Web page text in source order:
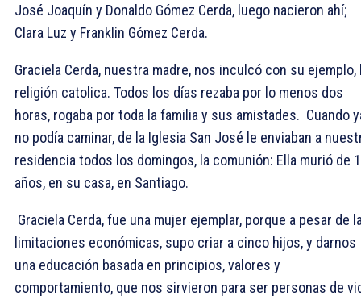
José Joaquín y Donaldo Gómez Cerda, luego nacieron ahí;
Clara Luz y Franklin Gómez Cerda.
Graciela Cerda, nuestra madre, nos inculcó con su ejemplo,
religión catolica. Todos los días rezaba por lo menos dos
horas, rogaba por toda la familia y sus amistades. Cuando
no podía caminar, de la Iglesia San José le enviaban a
residencia todos los domingos, la comunión: Ella murió de
años, en su casa, en Santiago.
Graciela Cerda, fue una mujer ejemplar, porque a pesar de
limitaciones económicas, supo criar a cinco hijos, y darnos
una educación basada en principios, valores y
comportamiento, que nos sirvieron para ser personas de